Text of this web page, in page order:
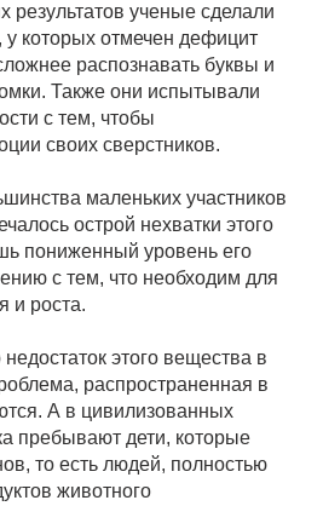
результатов ученые сделали
у которых отмечен дефицит
распознавать буквы и
Также они испытывали
с тем, чтобы
своих сверстников.
маленьких участников
острой нехватки этого
пониженный уровень его
с тем, что необходим для
и роста.
этого вещества в
распространенная в
А в цивилизованных
пребывают дети, которые
то есть людей, полностью
животного